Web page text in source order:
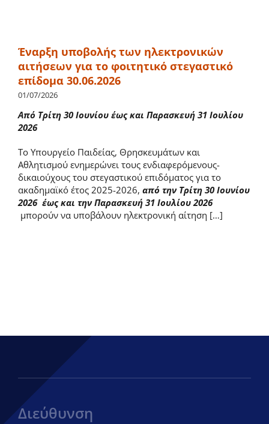
Έναρξη υποβολής των ηλεκτρονικών
αιτήσεων για το φοιτητικό στεγαστικό
επίδομα 30.06.2026
01/07/2026
Από Τρίτη 30 Ιουνίου έως και Παρασκευή 31 Ιουλίου
2026
Το Υπουργείο Παιδείας, Θρησκευμάτων και
Αθλητισμού ενημερώνει τους ενδιαφερόμενους-
δικαιούχους του στεγαστικού επιδόματος για το
ακαδημαϊκό έτος 2025-2026, από την Τρίτη 30 Ιουνίου
2026 έως και την Παρασκευή 31 Ιουλίου 2026
μπορούν να υποβάλουν ηλεκτρονική αίτηση […]
Διεύθυνση